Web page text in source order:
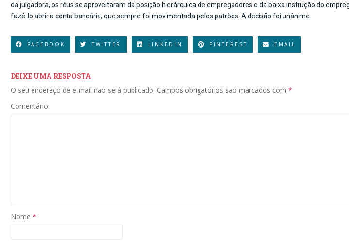
da julgadora, os réus se aproveitaram da posição hierárquica de empregadores e da baixa instrução do
fazê-lo abrir a conta bancária, que sempre foi movimentada pelos patrões. A decisão foi unânime.
FACEBOOK TWITTER LINKEDIN PINTEREST EMAIL
DEIXE UMA RESPOSTA
O seu endereço de e-mail não será publicado. Campos obrigatórios são marcados com *
Comentário
Nome *